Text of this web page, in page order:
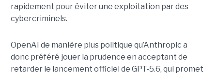
rapidement pour éviter une exploitation par des
cybercriminels.
OpenAI de manière plus politique qu’Anthropic a
donc préféré jouer la prudence en acceptant de
retarder le lancement officiel de GPT-5.6, qui promet